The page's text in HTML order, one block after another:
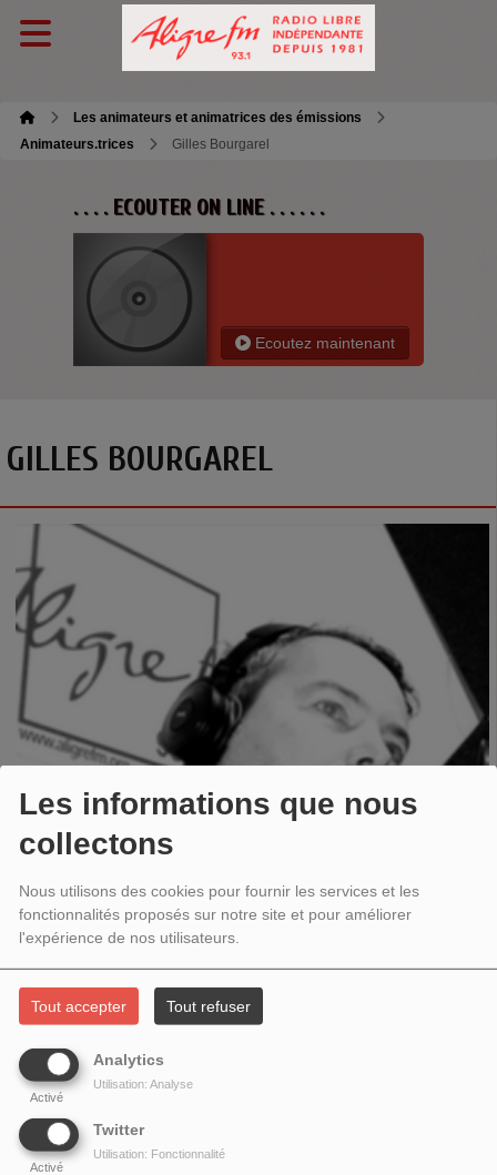
Les informations que nous
collectons
Nous utilisons des cookies pour fournir les services et les
fonctionnalités proposés sur notre site et pour améliorer
l'expérience de nos utilisateurs.
Tout accepter Tout refuser
Analytics
Activé
Utilisation: Analyse
Twitter
Activé
Utilisation: Fonctionnalité
Les animateurs et animatrices des émissions
Animateurs.trices
Gilles Bourgarel
. . . . ECOUTER ON LINE . . . . . .
Ecoutez maintenant
GILLES BOURGAREL